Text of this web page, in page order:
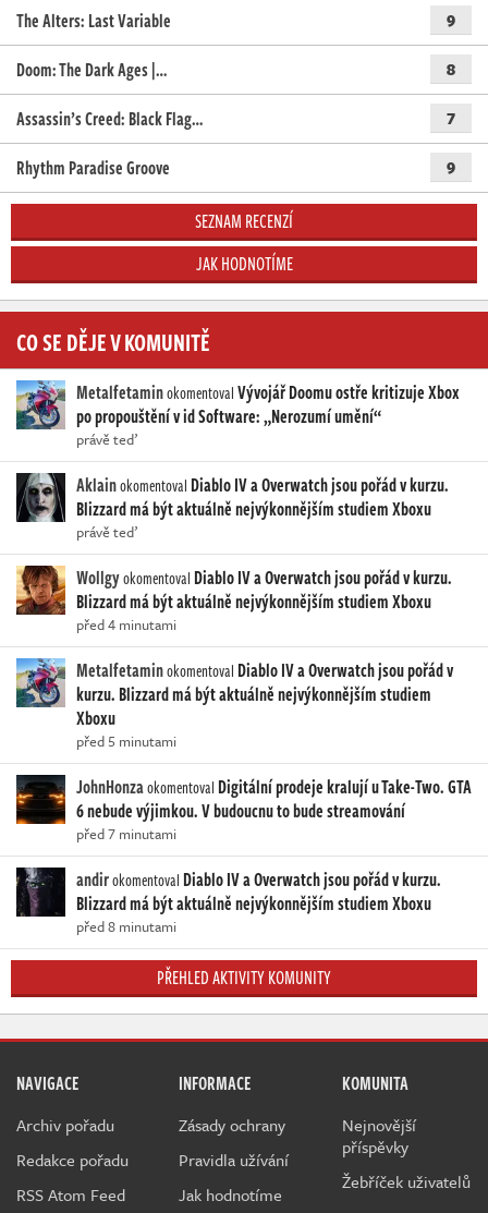
The Alters: Last Variable 9
Doom: The Dark Ages |… 8
Assassin’s Creed: Black Flag… 7
Rhythm Paradise Groove 9
SEZNAM RECENZÍ
JAK HODNOTÍME
CO SE DĚJE V KOMUNITĚ
MetalfetaminokomentovalVývojář Doomu ostře kritizuje Xbox
po propouštění v id Software: „Nerozumí umění“
právě teď
Aklainokomentoval Diablo IV a Overwatch jsou pořád v kurzu.
Blizzard má být aktuálně nejvýkonnějším studiem Xboxu
právě teď
Wollgyokomentoval Diablo IV a Overwatch jsou pořád v kurzu.
Blizzard má být aktuálně nejvýkonnějším studiem Xboxu
před 4 minutami
Metalfetaminokomentoval Diablo IV a Overwatch jsou pořád v
kurzu. Blizzard má být aktuálně nejvýkonnějším studiem
Xboxu
před 5 minutami
JohnHonzaokomentoval Digitální prodeje kralují u Take-Two. GTA
6 nebude výjimkou. V budoucnu to bude streamování
před 7 minutami
andirokomentoval Diablo IV a Overwatch jsou pořád v kurzu.
Blizzard má být aktuálně nejvýkonnějším studiem Xboxu
před 8 minutami
PŘEHLED AKTIVITY KOMUNITY
NAVIGACE
Archiv pořadu
Redakce pořadu
RSS Atom Feed
INFORMACE
Zásady ochrany
Pravidla užívání
Jak hodnotíme
KOMUNITA
Nejnovější
příspěvky
Žebříček uživatelů